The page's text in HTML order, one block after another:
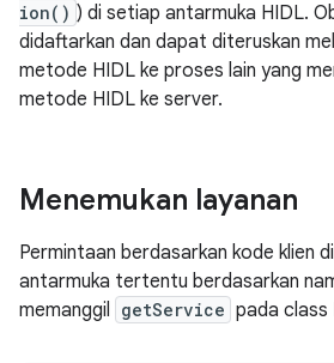
ion() ) di setiap antarmuka HIDL.
didaftarkan dan dapat diteruskan
metode HIDL ke proses lain yang
metode HIDL ke server.
Menemukan layanan
Permintaan berdasarkan kode klien
antarmuka tertentu berdasarkan
memanggil getService pada class